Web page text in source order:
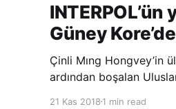
INTERPOL’ün
Güney
Çinli Mıng Hongvey’in
ardından boşalan
21 Kas 2018 1 min read